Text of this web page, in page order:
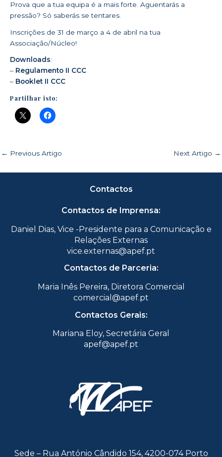
Prova que a tua equipa é a mais forte. Aguentarás a
pressão? Só saberás se tentares.
Inscrições de 31 de março a 4 de abril na tua
Associação/Núcleo!
Downloads:
– Regulamento II CCC
– Booklet II CCC
Partilhar isto:
← Previous Artigo Next Artigo →
Contactos
Contactos de Imprensa:
Daniel Dias, Vice -Presidente para a Comunicação e
Relações Externas
vice.externas@apef.pt
Contactos de Parceria:
Maria Inês Pereira, Diretora Comercial
comercial@apef.pt
Contactos Gerais:
Mariana Eloy, Secretária Geral
apef@apef.pt
Sede – Rua António Cândido 154, 4200-074 Porto